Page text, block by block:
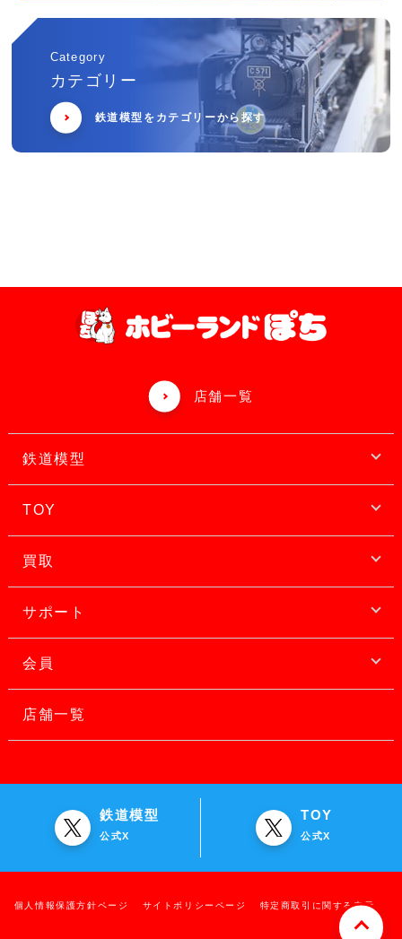
Category
カテゴリー
鉄道模型をカテゴリーから探す
店舗一覧
鉄道模型
TOY
買取
サポート
会員
店舗一覧
鉄道模型
公式X
TOY
公式X
個人情報保護方針ページ サイトポリシーページ 特定商取引に関する表示